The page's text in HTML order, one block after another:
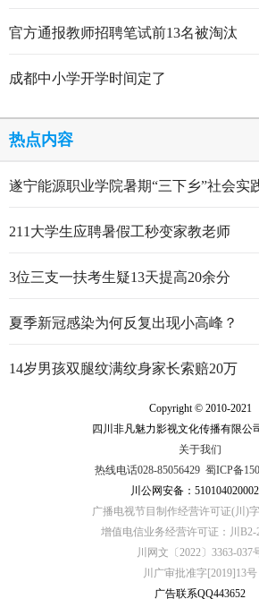
官方通报教师招聘笔试前13名被淘汰
成都中小学开学时间定了
热点内容
遂宁能源职业学院暑期“三下乡”社会实
211大学生应聘暑假工秒变家教老师
3位三支一扶考生疑13天提高20余分
夏季新冠感染为何反复出现小高峰？
14岁男孩双腿纹满纹身家长索赔20万
Copyright © 2010-2021
四川非凡魅力影视文化传播有限公
关于我们
热线电话028-85056429 蜀ICP备
川公网安备：
广播电视节目制作经营许可证(川)
增值电信业务经营许可证：川B2-
川网文〔2022〕3363-037
川广审批准字[2019]13号
广告联系QQ443652